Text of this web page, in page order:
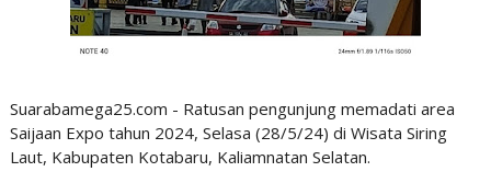
Suarabamega25.com - Ratusan pengunjung memadati area
Saijaan Expo tahun 2024, Selasa (28/5/24) di Wisata Siring
Laut, Kabupaten Kotabaru, Kaliamnatan Selatan.